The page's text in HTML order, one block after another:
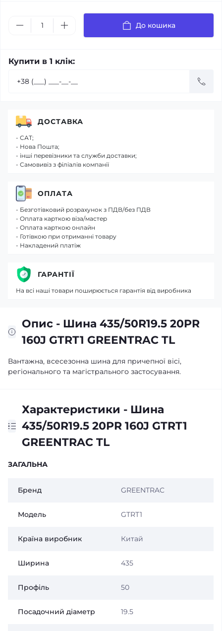
До кошика
Купити в 1 клік:
Опис - Шина 435/50R19.5 20PR
160J GTRT1 GREENTRAC TL
Вантажна, всесезонна шина для причепної вісі,
регіонального та магістрального застосування.
Характеристики - Шина
435/50R19.5 20PR 160J GTRT1
GREENTRAC TL
ЗАГАЛЬНА
Бренд GREENTRAC
Модель GTRT1
Країна виробник Китай
Ширина 435
Профіль 50
Посадочний діаметр 19.5
ДОСТАВКА
- САТ;
- Нова Пошта;
- інші перевізники та служби доставки;
- Самовивіз з філіалів компанії
ОПЛАТА
- Безготівковий розрахунок з ПДВ/без ПДВ
- Оплата карткою віза/мастер
- Оплата карткою онлайн
- Готівкою при отриманні товару
- Накладений платіж
ГАРАНТІЇ
На всі наші товари поширюється гарантія від виробника